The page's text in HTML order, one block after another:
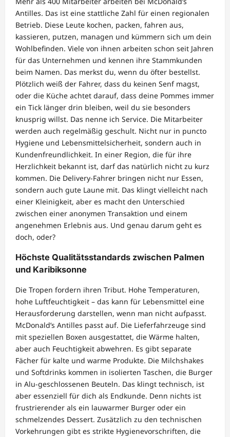
Antilles. Das ist eine stattliche Zahl für einen regionalen
Betrieb. Diese Leute kochen, packen, fahren aus,
kassieren, putzen, managen und kümmern sich um dein
Wohlbefinden. Viele von ihnen arbeiten schon seit Jahren
für das Unternehmen und kennen ihre Stammkunden
beim Namen. Das merkst du, wenn du öfter bestellst.
Plötzlich weiß der Fahrer, dass du keinen Senf magst,
oder die Küche achtet darauf, dass deine Pommes immer
ein Tick länger drin bleiben, weil du sie besonders
knusprig willst. Das nenne ich Service. Die Mitarbeiter
werden auch regelmäßig geschult. Nicht nur in puncto
Hygiene und Lebensmittelsicherheit, sondern auch in
Kundenfreundlichkeit. In einer Region, die für ihre
Herzlichkeit bekannt ist, darf das natürlich nicht zu kurz
kommen. Die Delivery-Fahrer bringen nicht nur Essen,
sondern auch gute Laune mit. Das klingt vielleicht nach
einer Kleinigkeit, aber es macht den Unterschied
zwischen einer anonymen Transaktion und einem
angenehmen Erlebnis aus. Und genau darum geht es
doch, oder?
Höchste Qualitätsstandards zwischen Palmen
und Karibiksonne
Die Tropen fordern ihren Tribut. Hohe Temperaturen,
hohe Luftfeuchtigkeit – das kann für Lebensmittel eine
Herausforderung darstellen, wenn man nicht aufpasst.
McDonald’s Antilles passt auf. Die Lieferfahrzeuge sind
mit speziellen Boxen ausgestattet, die Wärme halten,
aber auch Feuchtigkeit abwehren. Es gibt separate
Fächer für kalte und warme Produkte. Die Milchshakes
und Softdrinks kommen in isolierten Taschen, die Burger
in Alu-geschlossenen Beuteln. Das klingt technisch, ist
aber essenziell für dich als Endkunde. Denn nichts ist
frustrierender als ein lauwarmer Burger oder ein
schmelzendes Dessert. Zusätzlich zu den technischen
Vorkehrungen gibt es strikte Hygienevorschriften, die